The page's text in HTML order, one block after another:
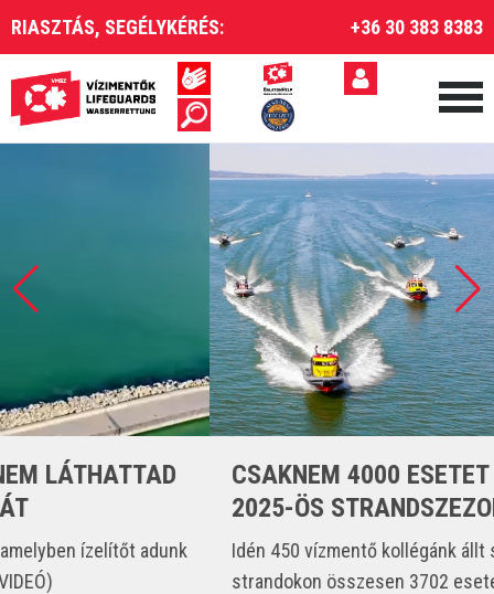
RIASZTÁS, SEGÉLYKÉRÉS: +36 30 383 8383
CSAKNEM 4000 ESETET LÁTTUNK EL A
2025-ÖS STRANDSZEZONBAN
Idén 450 vízmentő kollégánk állt szolgálatba és csak a
strandokon összesen 3702 esetet látott el. (VIDEÓ)